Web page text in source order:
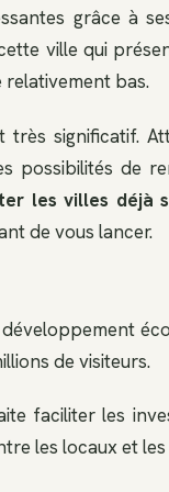
grâce à
ville qui
relativement bas.
significatif.
possibilités de
les villes déjà
de vous lancer.
de visiteurs.
faciliter les
les locaux et